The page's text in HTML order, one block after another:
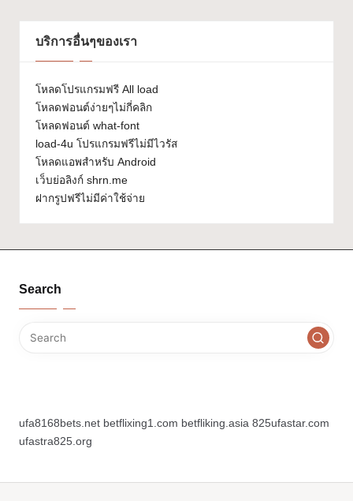
o
n
t
บริการอื่นๆของเรา
โหลดโปรแกรมฟรี All load
โหลดฟอนต์ง่ายๆไม่กี่คลิก
โหลดฟอนต์ what-font
load-4u โปรแกรมฟรีไม่มีไวรัส
โหลดแอพสำหรับ Android
เว็บย่อลิงก์ shrn.me
ฝากรูปฟรีไม่มีค่าใช้จ่าย
Search
ufa8168bets.net betflixing1.com betfliking.asia 825ufastar.com
ufastra825.org